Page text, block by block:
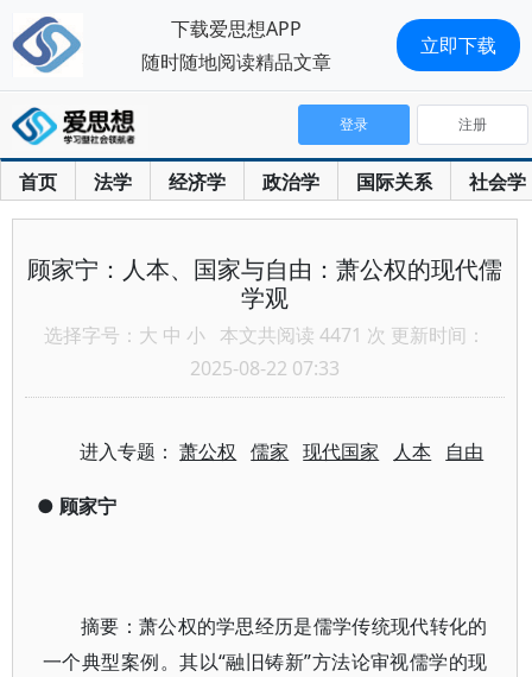
首页 法学 经济学 政治学 国际关系 社会学
登录 注册
顾家宁：人本、国家与自由：萧公权的现代儒
学观
选择字号： 大 中 小 本文共阅读 4471 次 更新时间：
2025-08-22 07:33
进入专题：萧公权 儒家 现代国家 人本 自由
● 顾家宁
摘要：萧公权的学思经历是儒学传统现代转化的
一个典型案例。其以“融旧铸新”方法论审视儒学的现
下载爱思想APP
随时随地阅读精品文章
立即下载